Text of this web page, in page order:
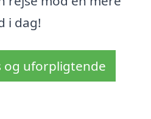
i dag!
og uforpligtende